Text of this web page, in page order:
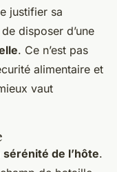
justifier sa
disposer d’une
. Ce n’est pas
alimentaire et
vaut
sérénité de l’hôte.